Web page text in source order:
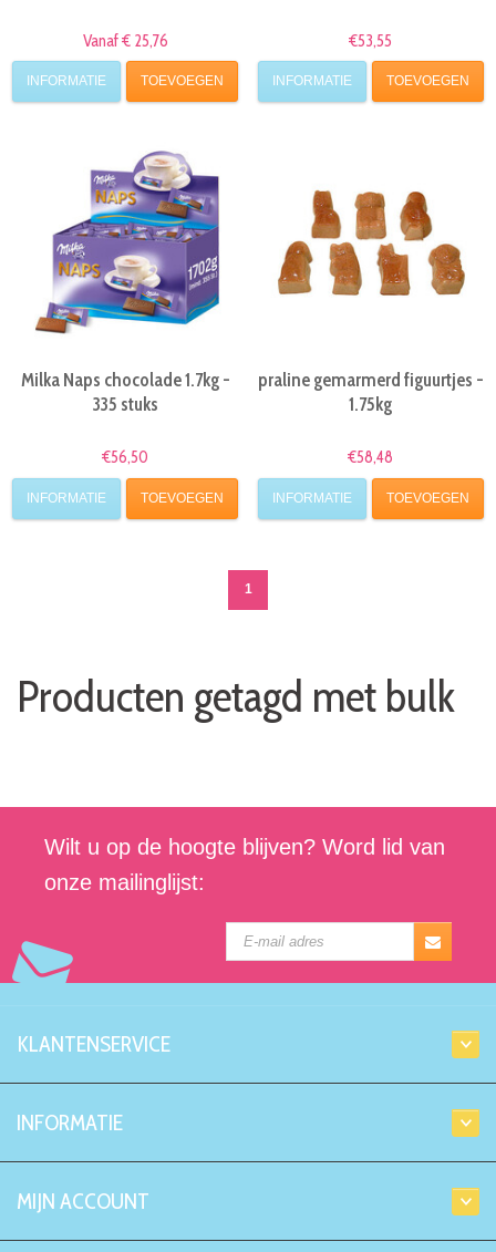
Vanaf € 25,76
INFORMATIE TOEVOEGEN
€53,55
INFORMATIE TOEVOEGEN
Milka Naps chocolade 1.7kg -
335 stuks
€56,50
INFORMATIE TOEVOEGEN
praline gemarmerd figuurtjes -
1.75kg
€58,48
INFORMATIE TOEVOEGEN
1
Producten getagd met bulk
Wilt u op de hoogte blijven? Word lid van
onze mailinglijst:
KLANTENSERVICE
INFORMATIE
MIJN ACCOUNT